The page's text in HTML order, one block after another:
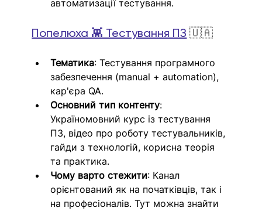
автоматизації тестування.
Попелюха 👾 Тестування ПЗ 🇺🇦
Тематика: Тестування програмного
забезпечення (manual + automation),
кар'єра QA.
Основний тип контенту:
Україномовний курс із тестування
ПЗ, відео про роботу тестувальників,
гайди з технологій, корисна теорія
та практика.
Чому варто стежити: Канал
орієнтований як на початківців, так і
на професіоналів. Тут можна знайти